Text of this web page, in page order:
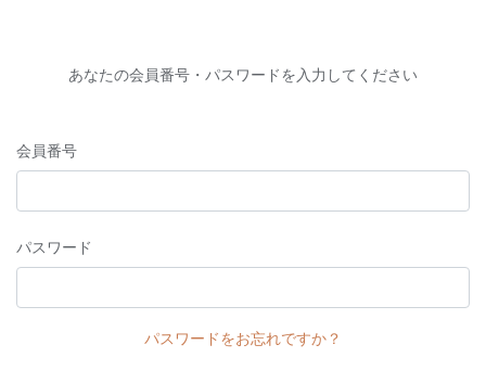
あなたの会員番号・パスワードを入力してください
会員番号
パスワード
パスワードをお忘れですか？